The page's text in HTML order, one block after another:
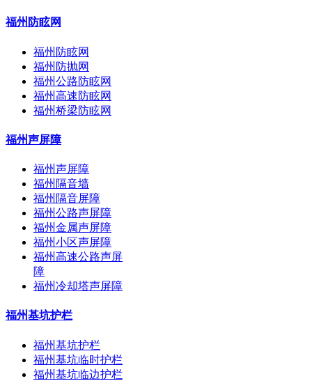
福州防眩网
福州防眩网
福州防抛网
福州公路防眩网
福州高速防眩网
福州桥梁防眩网
福州声屏障
福州声屏障
福州隔音墙
福州隔音屏障
福州公路声屏障
福州金属声屏障
福州小区声屏障
福州高速公路声屏
障
福州冷却塔声屏障
福州基坑护栏
福州基坑护栏
福州基坑临时护栏
福州基坑临边护栏